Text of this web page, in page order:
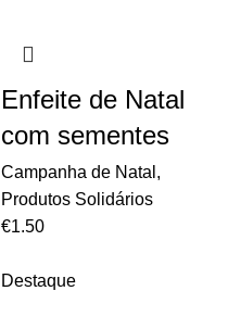
Enfeite de Natal
com sementes
Campanha de Natal ,
Produtos Solidários
€1.50
Destaque